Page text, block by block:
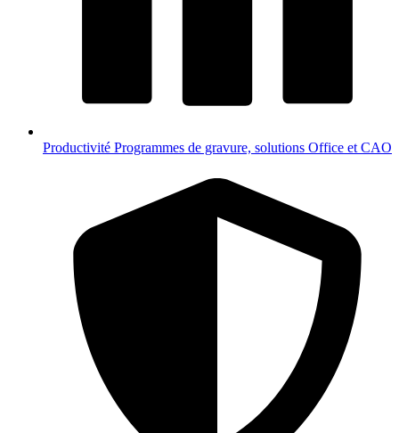
Productivité Programmes de gravure, solutions Office et CAO